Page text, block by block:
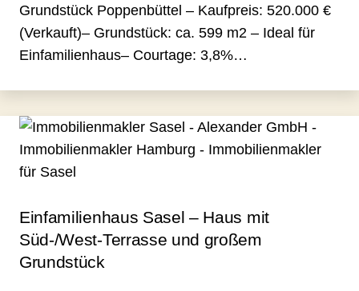
Grundstück Poppenbüttel – Kaufpreis: 520.000 €
(Verkauft)– Grundstück: ca. 599 m2 – Ideal für
Einfamilienhaus– Courtage: 3,8%…
Einfamilienhaus Sasel – Haus mit
Süd-/West-Terrasse und großem
Grundstück